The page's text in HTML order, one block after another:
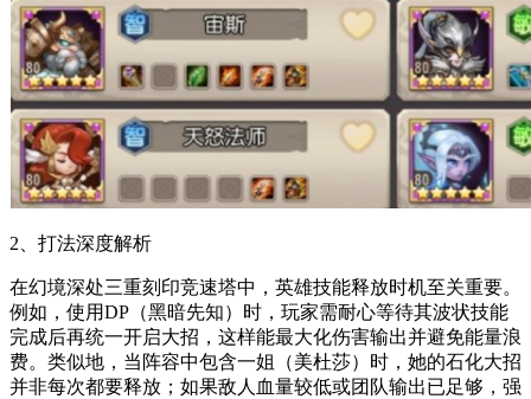
2、打法深度解析
在幻境深处三重刻印竞速塔中，英雄技能释放时机至关重要。
例如，使用DP（黑暗先知）时，玩家需耐心等待其波状技能
完成后再统一开启大招，这样能最大化伤害输出并避免能量浪
费。类似地，当阵容中包含一姐（美杜莎）时，她的石化大招
并非每次都要释放；如果敌人血量较低或团队输出已足够，强